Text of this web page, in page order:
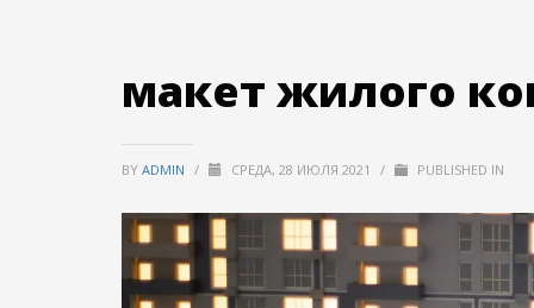
макет жилого
BY ADMIN / СРЕДА, 28 ИЮЛЯ 2021 / PUBLISHED IN